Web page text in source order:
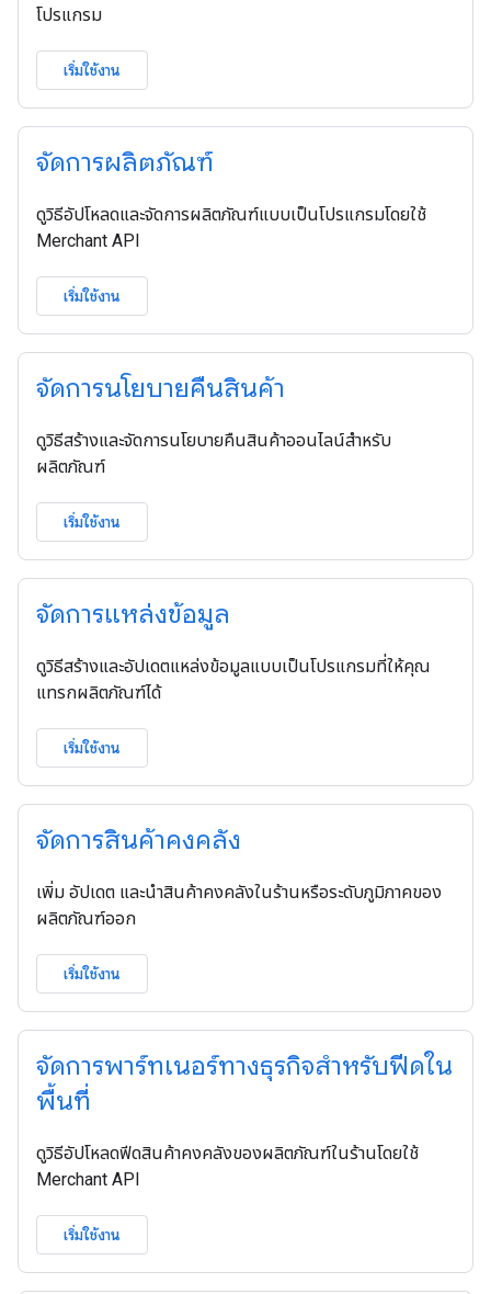
โปรแกรม
เริ่มใช้งาน
จัดการผลิตภัณฑ์
ดูวิธีอัปโหลดและจัดการผลิตภัณฑ์แบบเป็นโปรแกรมโดยใช้
Merchant API
เริ่มใช้งาน
จัดการนโยบายคืนสินค้า
ดูวิธีสร้างและจัดการนโยบายคืนสินค้าออนไลน์สำหรับ
ผลิตภัณฑ์
เริ่มใช้งาน
จัดการแหล่งข้อมูล
ดูวิธีสร้างและอัปเดตแหล่งข้อมูลแบบเป็นโปรแกรมที่ให้คุณ
แทรกผลิตภัณฑ์ได้
เริ่มใช้งาน
จัดการสินค้าคงคลัง
เพิ่ม อัปเดต และนำสินค้าคงคลังในร้านหรือระดับภูมิภาคของ
ผลิตภัณฑ์ออก
เริ่มใช้งาน
จัดการพาร์ทเนอร์ทางธุรกิจสำหรับฟีดใน
พื้นที่
ดูวิธีอัปโหลดฟีดสินค้าคงคลังของผลิตภัณฑ์ในร้านโดยใช้
Merchant API
เริ่มใช้งาน